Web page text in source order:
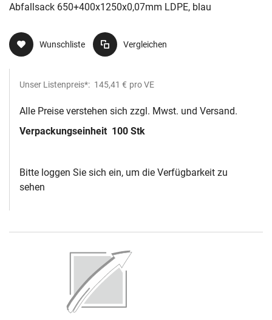
Abfallsack 650+400x1250x0,07mm LDPE, blau
Wunschliste Vergleichen
Unser Listenpreis*: 145,41 € pro VE
Alle Preise verstehen sich zzgl. Mwst. und Versand.
Verpackungseinheit 100 Stk
Bitte loggen Sie sich ein, um die Verfügbarkeit zu
sehen